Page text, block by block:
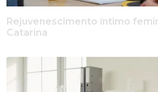
Rejuvenescimento íntimo
Catarina